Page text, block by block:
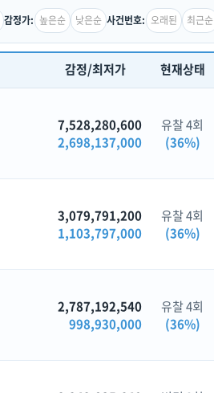
감정가: 높은순 낮은순 사건번호: 오래된 최근순
감정/최저가 현재상태
7,528,280,600
2,698,137,000
유찰 4회
(36%)
3,079,791,200
1,103,797,000
유찰 4회
(36%)
2,787,192,540
998,930,000
유찰 4회
(36%)